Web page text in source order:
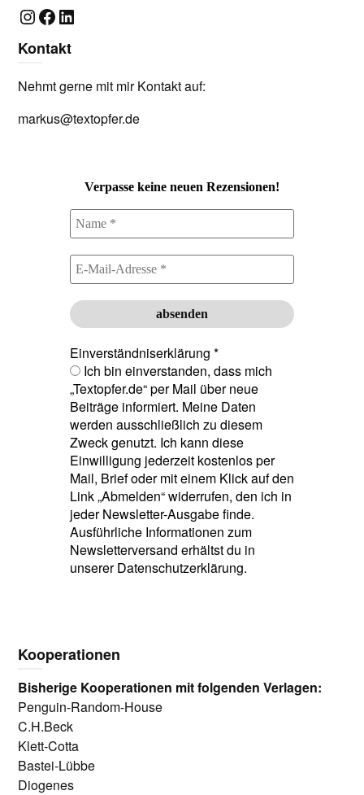
Instagram
Facebook
LinkedIn
Kontakt
Nehmt gerne mit mir Kontakt auf:
markus@textopfer.de
Verpasse keine neuen Rezensionen!
Einverständniserklärung *
Ich bin einverstanden, dass mich
„Textopfer.de“ per Mail über neue
Beiträge informiert. Meine Daten
werden ausschließlich zu diesem
Zweck genutzt. Ich kann diese
Einwilligung jederzeit kostenlos per
Mail, Brief oder mit einem Klick auf den
Link „Abmelden“ widerrufen, den ich in
jeder Newsletter-Ausgabe finde.
Ausführliche Informationen zum
Newsletterversand erhältst du in
unserer Datenschutzerklärung.
Kooperationen
Bisherige Kooperationen mit folgenden Verlagen:
Penguin-Random-House
C.H.Beck
Klett-Cotta
Bastei-Lübbe
Diogenes